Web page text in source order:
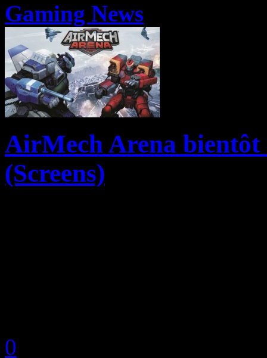
Gaming News
AirMech Arena bientôt
(Screens)
0